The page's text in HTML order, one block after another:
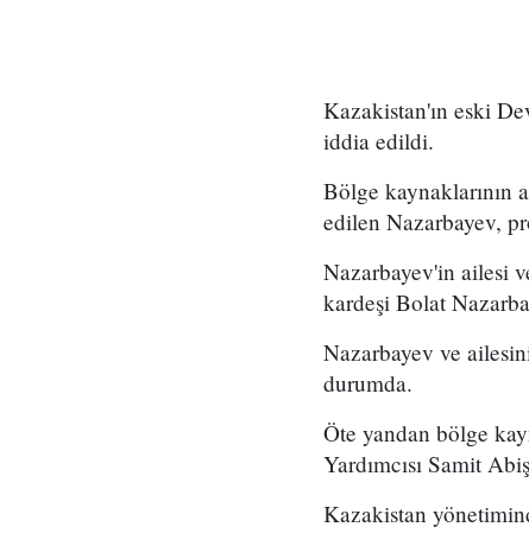
Kazakistan'ın eski
iddia edildi.
Bölge kaynaklarının
edilen Nazarbayev,
Nazarbayev'in ailesi
kardeşi Bolat
Nazarbayev ve
durumda.
Öte yandan bölge
Yardımcısı Samit Abiş
Kazakistan